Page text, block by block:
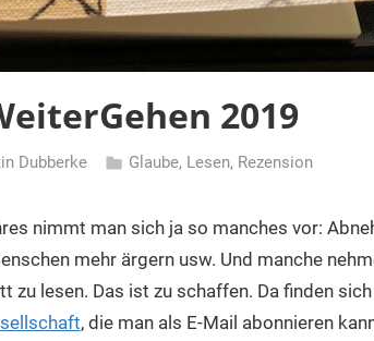
2019
Dubberke Glaube, Lesen, Rezension
nimmt man sich ja so manches vor:
mehr ärgern usw. Und manche
zu lesen. Das ist zu schaffen. Da finden
, die man als E-Mail abonnieren